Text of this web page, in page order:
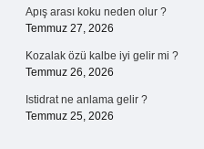
Apış arası koku neden olur ?
Temmuz 27, 2026
Kozalak özü kalbe iyi gelir mi ?
Temmuz 26, 2026
Istidrat ne anlama gelir ?
Temmuz 25, 2026